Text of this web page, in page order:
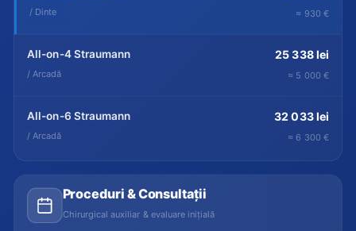
/ Dinte ≈ 930 €
All-on-4 Straumann
/ Arcadă
25 338 lei
≈ 5 000 €
All-on-6 Straumann
/ Arcadă
32 033 lei
≈ 6 300 €
Proceduri & Consultații
Chirurgical auxiliar & evaluare inițială